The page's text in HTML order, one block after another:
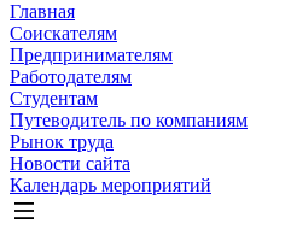
Главная
Соискателям
Предпринимателям
Работодателям
Студентам
Путеводитель по компаниям
Рынок труда
Новости сайта
Календарь мероприятий